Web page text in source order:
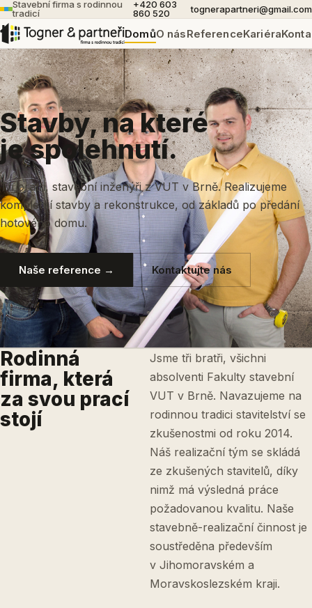
Stavební firma s rodinnou
tradicí
+420 603
860 520
tognerapartneri@gmail.com
DomůO násReferenceKariéra
Stavby, na které
je spolehnutí.
Tři bratři, stavební inženýři z VUT v Brně. Realizujeme
kompletní stavby a rekonstrukce, od základů po předání
hotového domu.
Naše reference → Kontaktujte nás
Rodinná
firma, která
za svou prací
stojí
Jsme tři bratři, všichni
absolventi Fakulty stavební
VUT v Brně. Navazujeme na
rodinnou tradici stavitelství se
zkušenostmi od roku 2014.
Náš realizační tým se skládá
ze zkušených stavitelů, díky
nimž má výsledná práce
požadovanou kvalitu. Naše
stavebně-realizační činnost je
soustředěna především
v Jihomoravském a
Moravskoslezském kraji.